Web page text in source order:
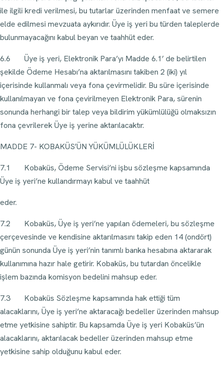
ile ilgili kredi verilmesi, bu tutarlar üzerinden menfaat ve semere
elde edilmesi mevzuata aykırıdır. Üye iş yeri bu türden taleplerde
bulunmayacağını kabul beyan ve taahhüt eder.
6.6 Üye iş yeri, Elektronik Para’yı Madde 6.1’ de belirtilen
şekilde Ödeme Hesabı’na aktarılmasını takiben 2 (iki) yıl
içerisinde kullanmalı veya fona çevirmelidir. Bu süre içerisinde
kullanılmayan ve fona çevirilmeyen Elektronik Para, sürenin
sonunda herhangi bir talep veya bildirim yükümlülüğü olmaksızın
fona çevrilerek Üye iş yerine aktarılacaktır.
MADDE 7- KOBAKÜS’ÜN YÜKÜMLÜLÜKLERİ
7.1 Kobaküs, Ödeme Servisi’ni işbu sözleşme kapsamında
Üye iş yeri’ne kullandırmayı kabul ve taahhüt
eder.
7.2 Kobaküs, Üye iş yeri’ne yapılan ödemeleri, bu sözleşme
çerçevesinde ve kendisine aktarılmasını takip eden 14 (ondört)
günün sonunda Üye iş yeri’nin tanımlı banka hesabına aktararak
kullanımına hazır hale getirir. Kobaküs, bu tutardan öncelikle
işlem bazında komisyon bedelini mahsup eder.
7.3 Kobaküs Sözleşme kapsamında hak ettiği tüm
alacaklarını, Üye iş yeri’ne aktaracağı bedeller üzerinden mahsup
etme yetkisine sahiptir. Bu kapsamda Üye iş yeri Kobaküs’ün
alacaklarını, aktarılacak bedeller üzerinden mahsup etme
yetkisine sahip olduğunu kabul eder.